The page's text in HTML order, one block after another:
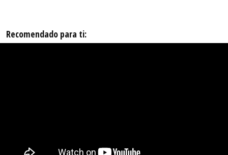
Recomendado para ti: